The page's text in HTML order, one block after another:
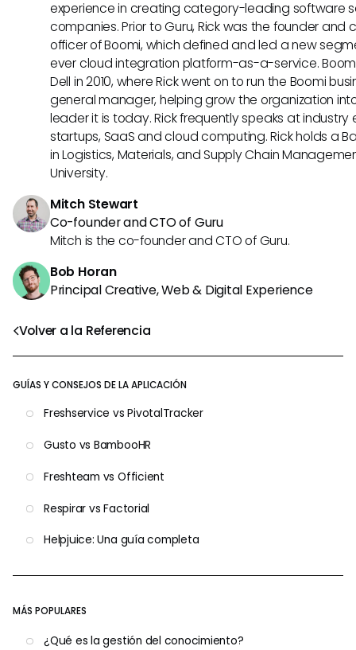
Volver a la Referencia
GUÍAS Y CONSEJOS DE LA APLICACIÓN
Freshservice vs PivotalTracker
Gusto vs BambooHR
Freshteam vs Officient
Respirar vs Factorial
Helpjuice: Una guía completa
MÁS POPULARES
¿Qué es la gestión del conocimiento?
experience in creating category-leading software
companies. Prior to Guru, Rick was the founder and
officer of Boomi, which defined and led a new
ever cloud integration platform-as-a-service.
Dell in 2010, where Rick went on to run the Boomi
general manager, helping grow the organization
leader it is today. Rick frequently speaks at
startups, SaaS and cloud computing. Rick holds a
in Logistics, Materials, and Supply Chain
University.
Mitch Stewart
Co-founder and CTO of Guru
Mitch is the co-founder and CTO of Guru.
Bob Horan
Principal Creative, Web & Digital Experience